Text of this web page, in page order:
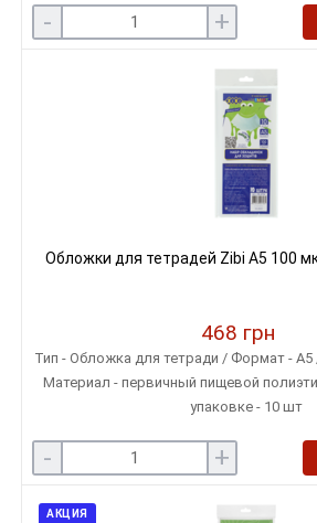
- +
Обложки для тетрадей Zibi A5 100
468 грн
Тип - Обложка для тетради / Формат -
Материал - первичный пищевой
упаковке - 10 шт
- +
АКЦИЯ